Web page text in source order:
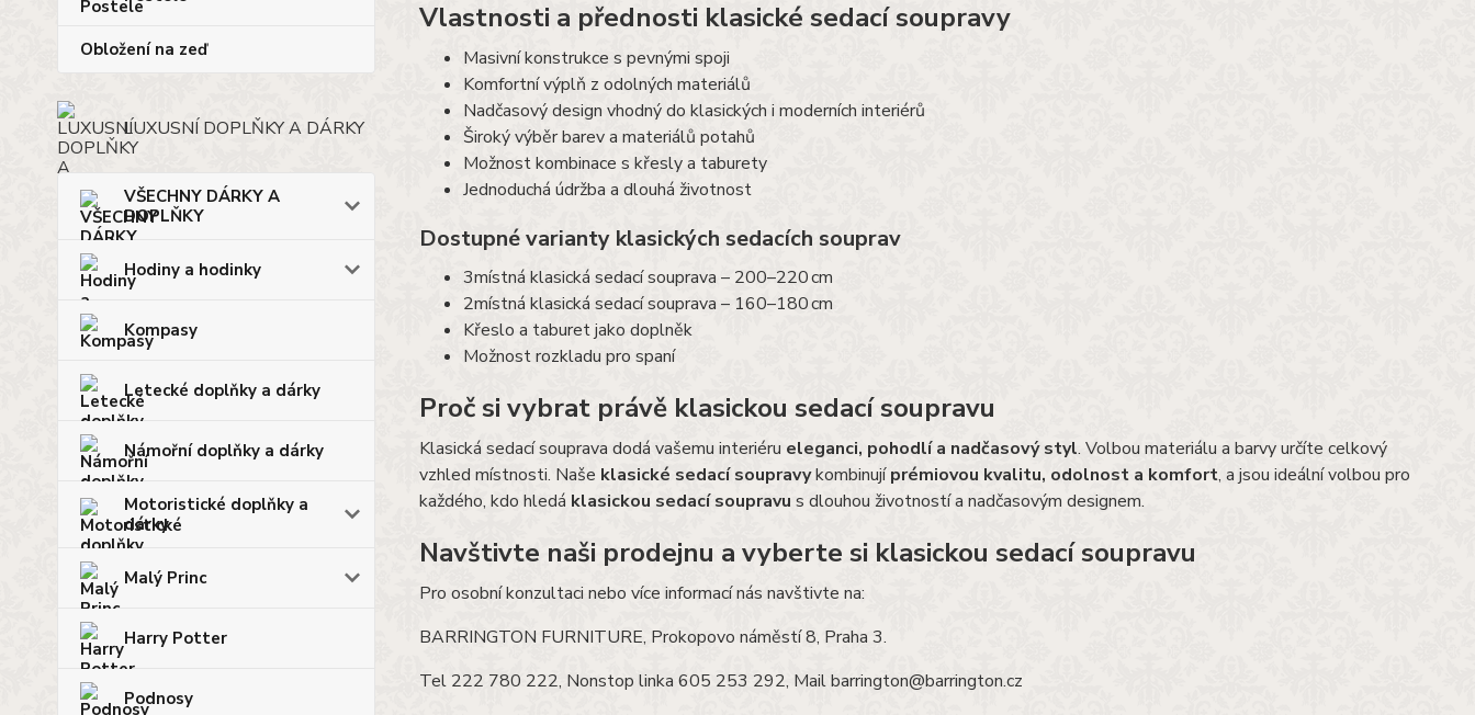
Obložení na zeď
LUXUSNÍ DOPLŇKY A DÁRKY
VŠECHNY DÁRKY A
DOPLŇKY
Hodiny a hodinky
Kompasy
Letecké doplňky a dárky
Námořní doplňky a dárky
Motoristické doplňky a
dárky
Malý Princ
Harry Potter
Podnosy
Vlastnosti a přednosti klasické sedací soupravy
Masivní konstrukce s pevnými spoji
Komfortní výplň z odolných materiálů
Nadčasový design vhodný do klasických i moderních interiérů
Široký výběr barev a materiálů potahů
Možnost kombinace s křesly a taburety
Jednoduchá údržba a dlouhá životnost
Dostupné varianty klasických sedacích souprav
3místná klasická sedací souprava – 200–220 cm
2místná klasická sedací souprava – 160–180 cm
Křeslo a taburet jako doplněk
Možnost rozkladu pro spaní
Proč si vybrat právě klasickou sedací soupravu
Klasická sedací souprava dodá vašemu interiéru eleganci, pohodlí a nadčasový styl. Volbou materiálu a barvy určíte celkový
vzhled místnosti. Naše klasické sedací soupravykombinujíprémiovou kvalitu, odolnost a komfort, a jsou ideální volbou pro
každého, kdo hledá klasickou sedací soupravu s dlouhou životností a nadčasovým designem.
Navštivte naši prodejnu a vyberte si klasickou sedací soupravu
Pro osobní konzultaci nebo více informací nás navštivte na:
BARRINGTON FURNITURE, Prokopovo náměstí 8, Praha 3.
Tel 222 780 222, Nonstop linka 605 253 292, Mail barrington@barrington.cz